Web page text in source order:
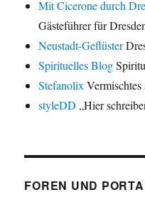
Mit Cicerone durch
Gästeführer für
Neustadt-Geflüster
Spirituelles Blog
StefanolixVermischtes
styleDD „Hier
FOREN UND